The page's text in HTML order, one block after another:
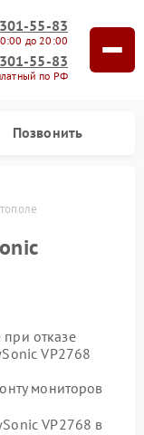
55-83
до 20:00
55-83
по РФ
Позвонить
отказе
VP2768
мониторов
VP2768 в